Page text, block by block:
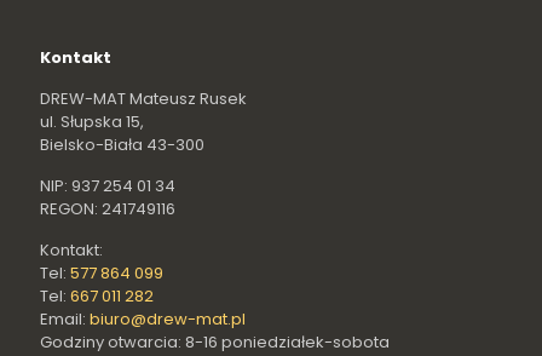
Kontakt
DREW-MAT Mateusz Rusek
ul. Słupska 15,
Bielsko-Biała 43-300
NIP: 937 254 01 34
REGON: 241749116
Kontakt:
Tel: 577 864 099
Tel: 667 011 282
Email: biuro@drew-mat.pl
Godziny otwarcia: 8-16 poniedziałek-sobota